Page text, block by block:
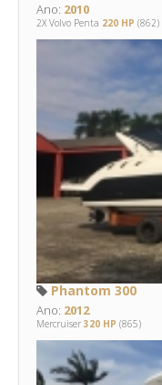
Ano: 2010
2X Volvo Penta 220 HP (862)
Phantom 300
Ano: 2012
Mercruiser 320 HP (865)